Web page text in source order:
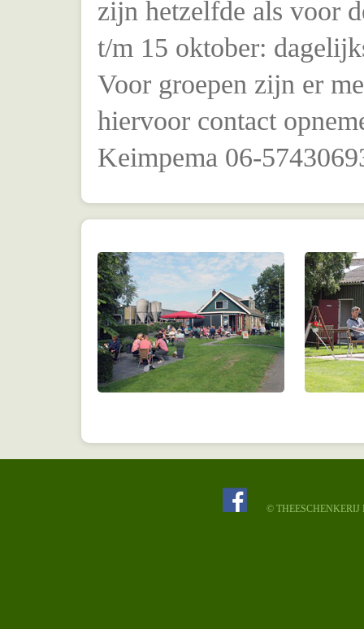
zijn hetzelfde als voor
t/m 15 oktober:
Voor groepen zijn er
hiervoor contact
Keimpema 06-
© THEESCHENKERIJ